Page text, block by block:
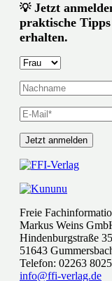
💡Jetzt
praktische
erhalten.
Freie
Markus Weins
Hindenburgstraße
51643
Telefon: 02263
info@ffi-verlag.de